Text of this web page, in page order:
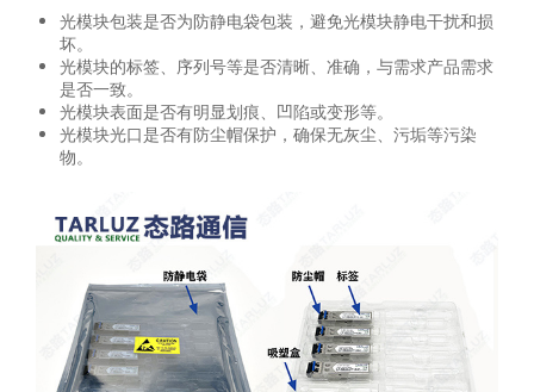
光模块包装是否为防静电袋包装，避免光模块静电干扰和损
坏。
光模块的标签、序列号等是否清晰、准确，与需求产品需求
是否一致。
光模块表面是否有明显划痕、凹陷或变形等。
光模块光口是否有防尘帽保护，确保无灰尘、污垢等污染
物。